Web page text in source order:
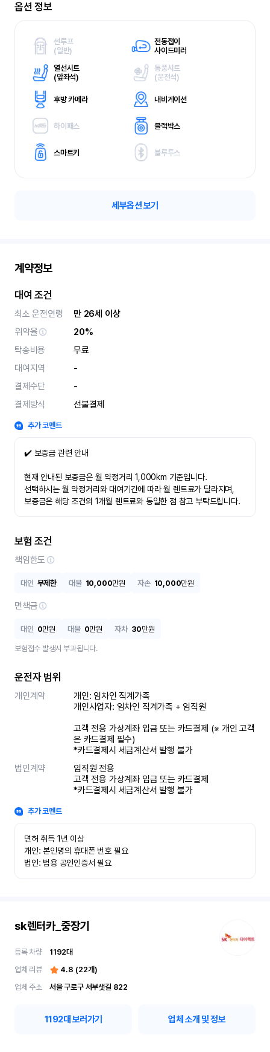
옵션 정보
썬루프
(일반)
전동접이
사이드미러
열선시트
(앞좌석)
통풍시트
(운전석)
후방 카메라 내비게이션
하이패스 블랙박스
스마트키 블루투스
세부옵션 보기
계약정보
대여 조건
최소 운전연령
만 26세 이상
위약율
20%
탁송비용
무료
대여지역
-
결제수단
-
결제방식
선불결제
추가 코멘트
✔️ 보증금 관련 안내
현재 안내된 보증금은 월 약정거리 1,000km 기준입니다.
선택하시는 월 약정거리와 대여기간에 따라 월 렌트료가 달라지며,
보증금은 해당 조건의 1개월 렌트료와 동일한 점 참고 부탁드립니다.
보험 조건
책임한도
대인 무제한 대물 10,000만원 자손 10,000만원
면책금
대인 0만원 대물 0만원 자차 30만원
보험접수 발생시 부과됩니다.
운전자 범위
개인계약
개인: 임차인 직계가족
개인사업자: 임차인 직계가족 + 임직원
고객 전용 가상계좌 입금 또는 카드결제 (※ 개인 고객
은 카드결제 필수)
*카드결제시 세금계산서 발행 불가
법인계약
임직원 전용
고객 전용 가상계좌 입금 또는 카드결제
*카드결제시 세금계산서 발행 불가
추가 코멘트
면허 취득 1년 이상
개인: 본인명의 휴대폰 번호 필요
법인: 범용 공인인증서 필요
sk렌터카_중장기
등록 차량 1192대
업체 리뷰
4.8 (22개)
업체 주소
서울 구로구 서부샛길 822
1192대 보러가기 업체 소개 및 정보